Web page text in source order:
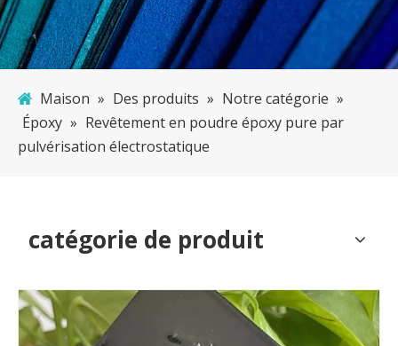
Maison » Des produits » Notre catégorie »
Époxy » Revêtement en poudre époxy pure par
pulvérisation électrostatique
catégorie de produit